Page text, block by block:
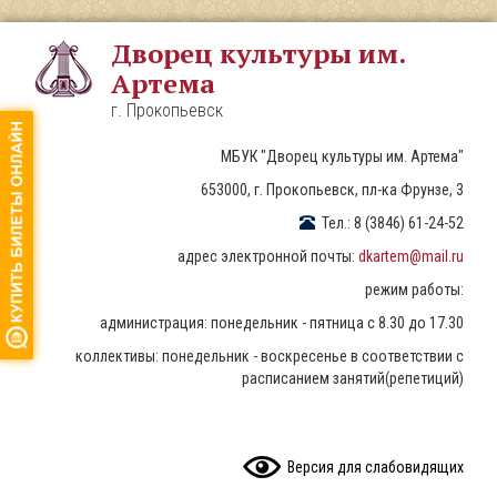
Перейти
основному
содержанию
Дворец культуры им.
Артема
г. Прокопьевск
МБУК "Дворец культуры им. Артема"
653000, г. Прокопьевск, пл-ка Фрунзе, 3
Тел.: 8 (3846) 61-24-52
адрес электронной почты: dkartem@mail.ru
режим работы:
администрация: понедельник - пятница с 8.30 до 17.30
коллективы: понедельник - воскресенье в соответствии с
расписанием занятий(репетиций)
Версия для слабовидящих